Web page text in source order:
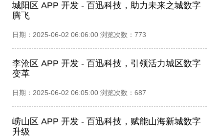
城阳区 APP 开发 - 百迅科技，助力未来之城数字
腾飞
日期：2025-06-02 06:06:00 浏览次数：773
李沧区 APP 开发 - 百迅科技，引领活力城区数字
变革
日期：2025-06-02 06:05:00 浏览次数：687
崂山区 APP 开发 - 百迅科技，赋能山海新城数字
升级​